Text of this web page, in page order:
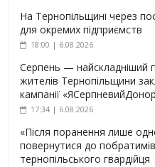
На Тернопільщині через
для окремих підприємств
18:00 | 6.08.2026
Серпень — найскладніший
жителів Тернопільщини
кампанії
17:34 | 6.08.2026
«Після поранення лише
повернутися до
тернопільського гвардійця